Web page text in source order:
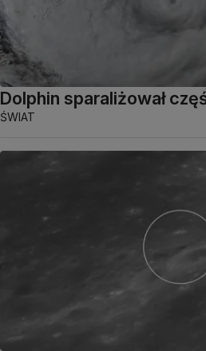
Dolphin sparaliżował
ŚWIAT